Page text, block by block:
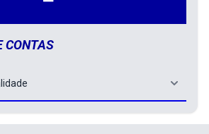
CONTASSelecione a Modalidade um